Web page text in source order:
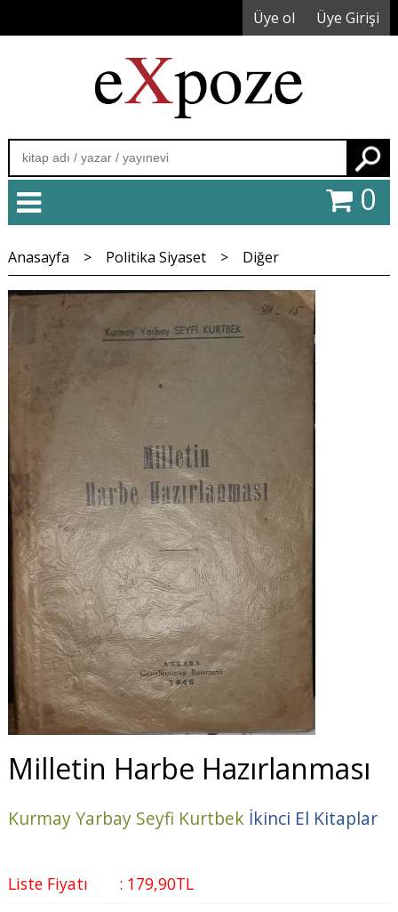
Üye ol Üye Girişi
0
Anasayfa > Politika Siyaset > Diğer
Milletin Harbe Hazırlanması
Kurmay Yarbay Seyfi Kurtbek İkinci El Kitaplar
Liste Fiyatı : 179,90TL